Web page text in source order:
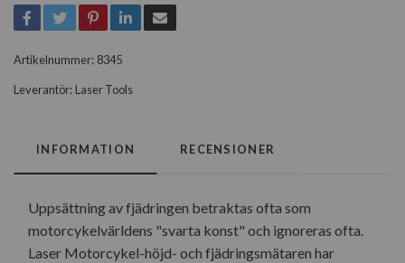
Artikelnummer: 8345
Leverantör: Laser Tools
INFORMATION RECENSIONER
Uppsättning av fjädringen betraktas ofta som
motorcykelvärldens "svarta konst" och ignoreras ofta.
Laser Motorcykel-höjd- och fjädringsmätaren har